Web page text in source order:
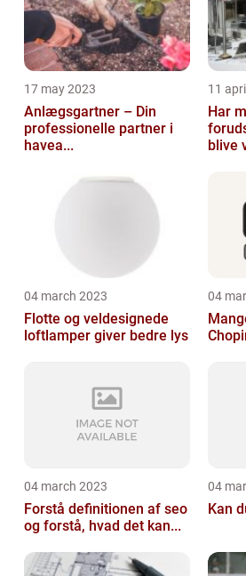
17 may 2023
Anlægsgartner – Din
professionelle partner i
havea...
11
Har
blive
04 march 2023
Flotte og veldesignede
loftlamper giver bedre lys
04
04 march 2023
Forstå definitionen af seo
og forstå, hvad det kan...
04
Kan